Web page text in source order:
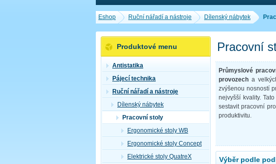
Eshop Ruční nářadí a nástroje Dílenský nábytek
Pracovní
Průmyslové
provozech a
zvýšenou nosností
nejvyšší kvality.
sestavit pracovní
produktivitu.
Výběr podle
Produktové menu
Antistatika
Pájecí technika
Ruční nářadí a nástroje
Dílenský nábytek
Pracovní stoly
Ergonomické stoly WB
Ergonomické stoly Concept
Elektrické stoly QuatreX